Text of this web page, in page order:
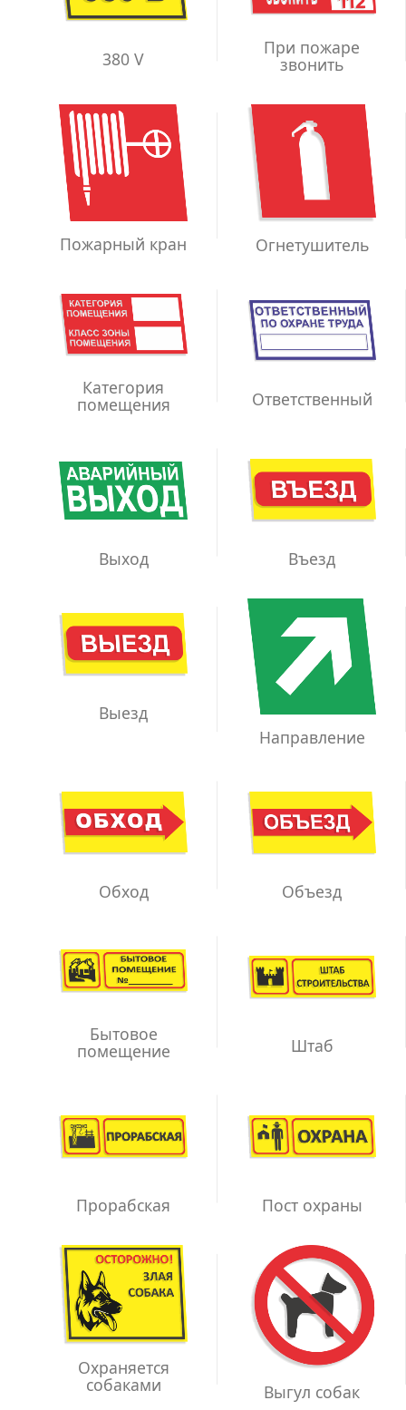
380 V
При пожаре
звонить
Пожарный кран Огнетушитель
Категория
помещения Ответственный
Выход Въезд
Выезд
Направление
Обход Объезд
Бытовое
помещение Штаб
Прорабская Пост охраны
Охраняется
собаками Выгул собак